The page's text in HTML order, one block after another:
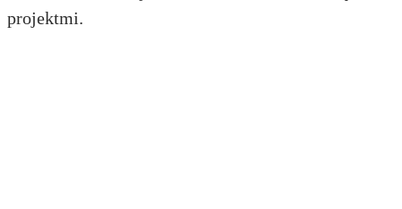
projektmi.